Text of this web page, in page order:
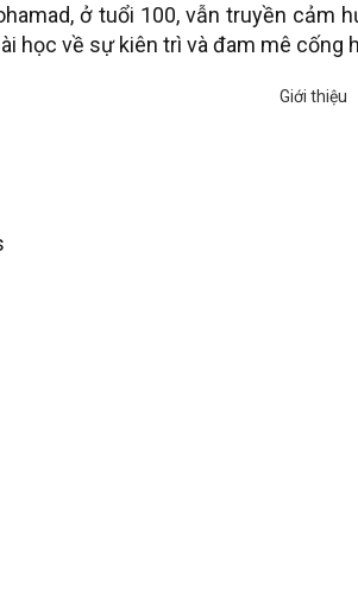
ở tuổi 100, vẫn truyền cảm
học về sự kiên trì và đam mê cống